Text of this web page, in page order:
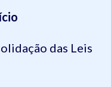
das Leis